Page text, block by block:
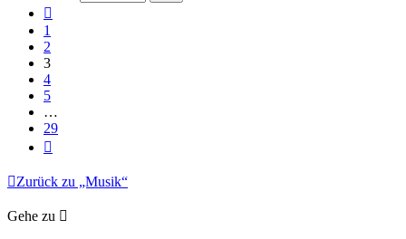
1
2
3
4
5
…
29
Zurück zu „Musik“
Gehe zu